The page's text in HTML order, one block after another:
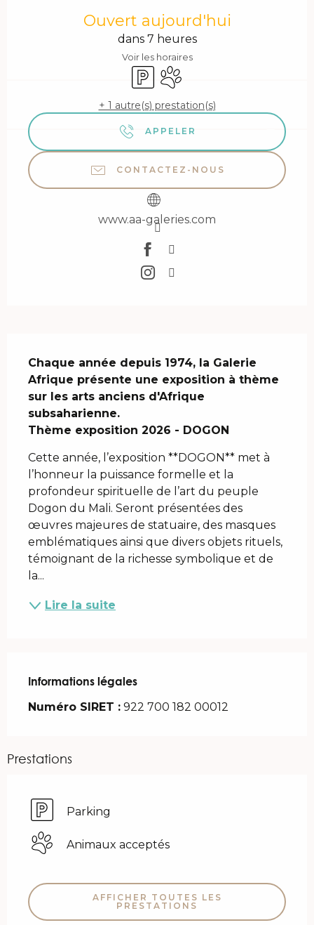
Ouvert aujourd'hui
dans 7 heures
Voir les horaires
ParkingAnimaux acceptés
+ 1 autre(s) prestation(s)
APPELER
CONTACTEZ-NOUS
www.aa-galeries.com
Chaque année depuis 1974, la Galerie
Afrique présente une exposition à thème
sur les arts anciens d'Afrique
subsaharienne.
Thème exposition 2026 - DOGON
Cette année, l’exposition **DOGON** met à
l’honneur la puissance formelle et la
profondeur spirituelle de l’art du peuple
Dogon du Mali. Seront présentées des
œuvres majeures de statuaire, des masques
emblématiques ainsi que divers objets rituels,
témoignant de la richesse symbolique et de
la...
Lire la suite
Informations légales
Informations légales
Numéro SIRET : 922 700 182 00012
Prestations
Parking
Animaux acceptés
AFFICHER TOUTES LES
PRESTATIONS